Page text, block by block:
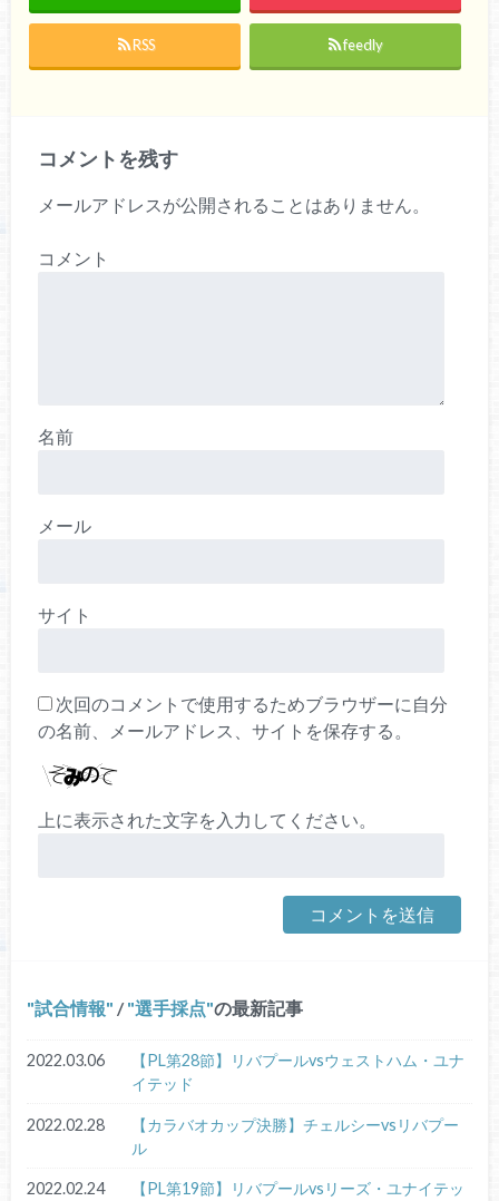
RSS feedly
コメントを残す
メールアドレスが公開されることはありません。
コメント
名前
メール
サイト
次回のコメントで使用するためブラウザーに自分
の名前、メールアドレス、サイトを保存する。
上に表示された文字を入力してください。
試合情報 / 選手採点 の最新記事
2022.03.06
【PL第28節】リバプールvsウェストハム・ユナ
イテッド
2022.02.28
【カラバオカップ決勝】チェルシーvsリバプー
ル
2022.02.24 【PL第19節】リバプールvsリーズ・ユナイテッ